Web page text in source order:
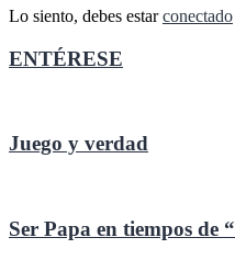
Lo siento, debes estarconectado
ENTÉRESE
Juego y verdad
Ser Papa en tiempos de